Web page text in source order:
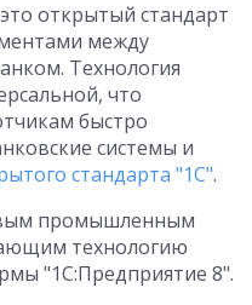
открытый стандарт
между
Технология
что
быстро
системы и
стандарта "1С".
промышленным
технологию
"1С:Предприятие 8".